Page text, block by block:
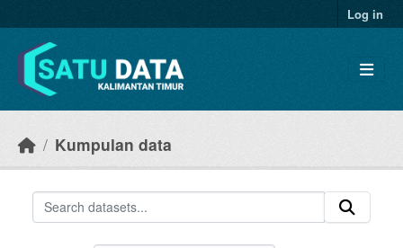
Log in
Kumpulan data